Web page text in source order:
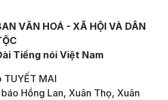
VĂN HOÁ - XÃ HỘI VÀ DÂN
Tiếng nói Việt Nam
TUYẾT MAI
Hồng Lan, Xuân Thọ, Xuân